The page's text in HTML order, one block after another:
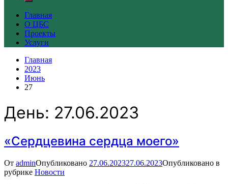
Главная
О ЦБС
Проекты
Услуги
Главная
2023
Июнь
27
День: 27.06.2023
«Сердцевина сердца моего»
От adminОпубликовано 27.06.202327.06.2023Опубликовано в
рубрике Новости